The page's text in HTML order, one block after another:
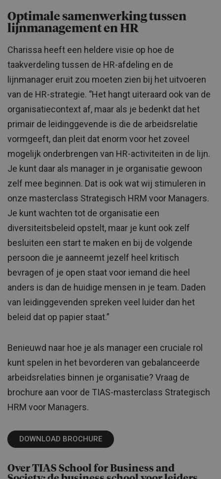
Optimale samenwerking tussen
lijnmanagement en HR
Charissa heeft een heldere visie op hoe de
taakverdeling tussen de HR-afdeling en de
lijnmanager eruit zou moeten zien bij het uitvoeren
van de HR-strategie. ‘’Het hangt uiteraard ook van de
organisatiecontext af, maar als je bedenkt dat het
primair de leidinggevende is die de arbeidsrelatie
vormgeeft, dan pleit dat enorm voor het zoveel
mogelijk onderbrengen van HR-activiteiten in de lijn.
Je kunt daar als manager in je organisatie gewoon
zelf mee beginnen. Dat is ook wat wij stimuleren in
onze masterclass Strategisch HRM voor Managers.
Je kunt wachten tot de organisatie een
diversiteitsbeleid opstelt, maar je kunt ook zelf
besluiten een start te maken en bij de volgende
persoon die je aanneemt jezelf heel kritisch
bevragen of je open staat voor iemand die heel
anders is dan de huidige mensen in je team. Daden
van leidinggevenden spreken veel luider dan het
beleid dat op papier staat.”
Benieuwd naar hoe je als manager een cruciale rol
kunt spelen in het bevorderen van gebalanceerde
arbeidsrelaties binnen je organisatie? Vraag de
brochure aan voor de TIAS-masterclass Strategisch
HRM voor Managers.
DOWNLOAD BROCHURE
Over TIAS School for Business and